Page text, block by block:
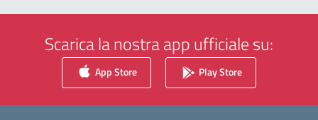
Scarica la nostra app ufficiale su:
App Store Play Store